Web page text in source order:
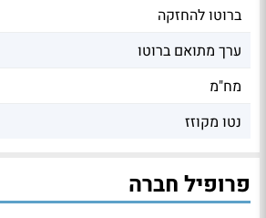
ברוטו להחזקה
ערך מתואם ברוטו
מח"מ
נטו מקוזז
פרופיל חברה